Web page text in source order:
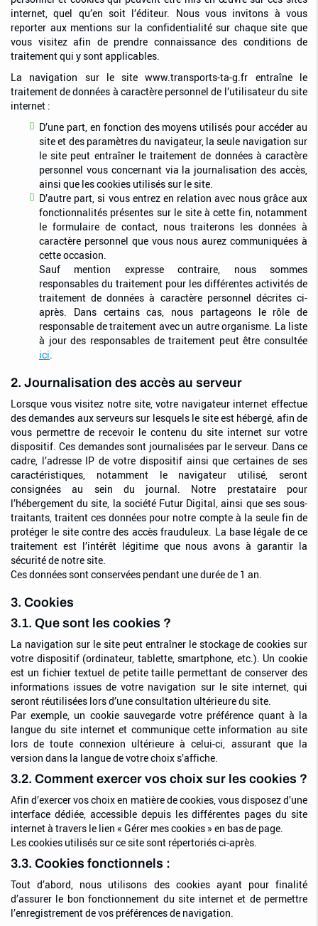
internet, quel qu’en soit l’éditeur. Nous vous invitons à vous
reporter aux mentions sur la confidentialité sur chaque site que
vous visitez afin de prendre connaissance des conditions de
traitement qui y sont applicables.
La navigation sur le site www.transports-ta-g.fr entraîne le
traitement de données à caractère personnel de l’utilisateur du site
internet :
D’une part, en fonction des moyens utilisés pour accéder au
site et des paramètres du navigateur, la seule navigation sur
le site peut entraîner le traitement de données à caractère
personnel vous concernant via la journalisation des accès,
ainsi que les cookies utilisés sur le site.
D’autre part, si vous entrez en relation avec nous grâce aux
fonctionnalités présentes sur le site à cette fin, notamment
le formulaire de contact, nous traiterons les données à
caractère personnel que vous nous aurez communiquées à
cette occasion.
Sauf mention expresse contraire, nous sommes
responsables du traitement pour les différentes activités de
traitement de données à caractère personnel décrites ci-
après. Dans certains cas, nous partageons le rôle de
responsable de traitement avec un autre organisme. La liste
à jour des responsables de traitement peut être consultée
ici.
2. Journalisation des accès au serveur
Lorsque vous visitez notre site, votre navigateur internet effectue
des demandes aux serveurs sur lesquels le site est hébergé, afin de
vous permettre de recevoir le contenu du site internet sur votre
dispositif. Ces demandes sont journalisées par le serveur. Dans ce
cadre, l’adresse IP de votre dispositif ainsi que certaines de ses
caractéristiques, notamment le navigateur utilisé, seront
consignées au sein du journal. Notre prestataire pour
l’hébergement du site, la société Futur Digital, ainsi que ses sous-
traitants, traitent ces données pour notre compte à la seule fin de
protéger le site contre des accès frauduleux. La base légale de ce
traitement est l’intérêt légitime que nous avons à garantir la
sécurité de notre site.
Ces données sont conservées pendant une durée de 1 an.
3. Cookies
3.1. Que sont les cookies ?
La navigation sur le site peut entraîner le stockage de cookies sur
votre dispositif (ordinateur, tablette, smartphone, etc.). Un cookie
est un fichier textuel de petite taille permettant de conserver des
informations issues de votre navigation sur le site internet, qui
seront réutilisées lors d’une consultation ultérieure du site.
Par exemple, un cookie sauvegarde votre préférence quant à la
langue du site internet et communique cette information au site
lors de toute connexion ultérieure à celui-ci, assurant que la
version dans la langue de votre choix s’affiche.
3.2. Comment exercer vos choix sur les cookies ?
Afin d’exercer vos choix en matière de cookies, vous disposez d’une
interface dédiée, accessible depuis les différentes pages du site
internet à travers le lien « Gérer mes cookies » en bas de page.
Les cookies utilisés sur ce site sont répertoriés ci-après.
3.3. Cookies fonctionnels :
Tout d’abord, nous utilisons des cookies ayant pour finalité
d’assurer le bon fonctionnement du site internet et de permettre
l’enregistrement de vos préférences de navigation.